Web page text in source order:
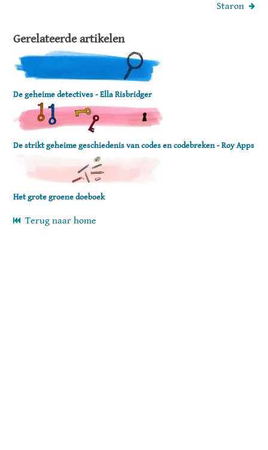
Staron
Gerelateerde artikelen
De geheime detectives - Ella Risbridger
De strikt geheime geschiedenis van codes en codebreken - Roy Apps
Het grote groene doeboek
Terug naar home